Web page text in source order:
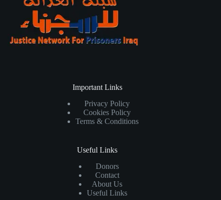
Important Links
Privacy Policy
Cookies Policy
Terms & Conditions
Useful Links
Donors
Contact
About Us
Useful Links